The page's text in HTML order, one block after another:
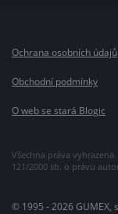
Všechna práva
121/2000 sb. o právu
Ochrana osobních údajů
Obchodní podmínky
O web se stará Blogic
© 1995 - 2026 GUMEX,